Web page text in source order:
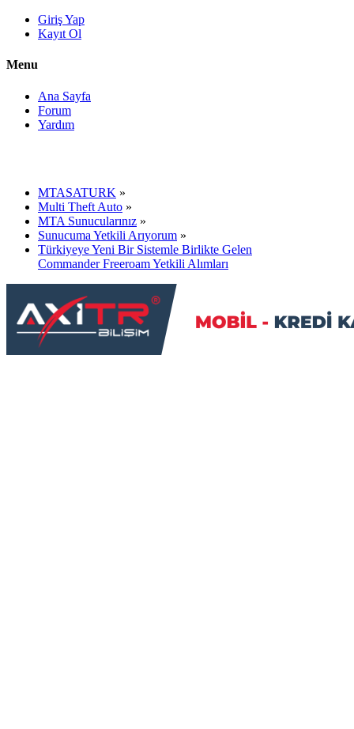
Giriş Yap
Kayıt Ol
Menu
Ana Sayfa
Forum
Yardım
MTASATURK »
Multi Theft Auto »
MTA Sunucularınız »
Sunucuma Yetkili Arıyorum »
Türkiyeye Yeni Bir Sistemle Birlikte Gelen
Commander Freeroam Yetkili Alımları